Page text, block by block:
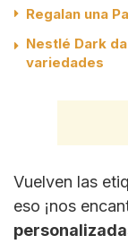
Regalan una
Nestlé Dark
variedades
Vuelven las
eso ¡nos